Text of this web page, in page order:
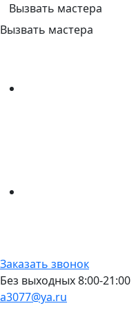
Вызвать мастера
Вызвать мастера
Заказать звонок
Без выходных 8:00-21:00
a3077@ya.ru